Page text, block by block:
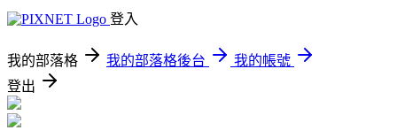
登入
我的部落格 我的部落格後台
我的帳號
登出